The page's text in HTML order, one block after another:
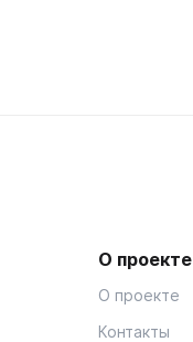
О проекте
О проекте
Контакты